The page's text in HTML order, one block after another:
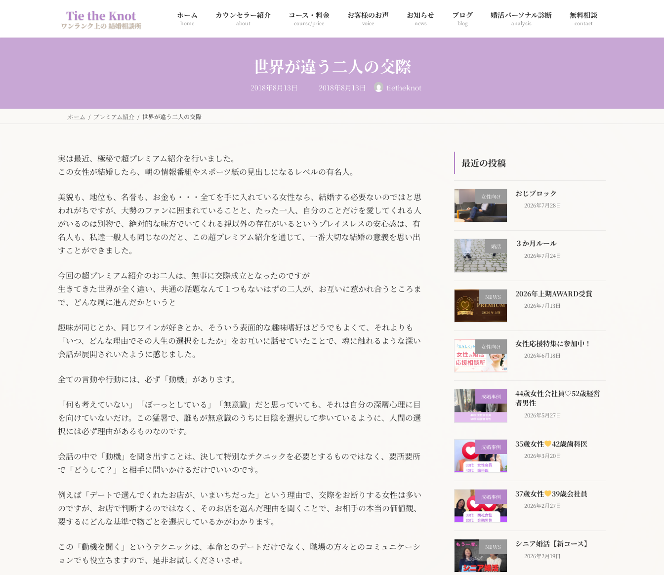
ン
プ
ー
動
ホーム
home
カウンセラー紹介
about
コース・料金
course/price
お客様のお声
voice
お知らせ
news
ブログ
blog
婚活パーソナル診断
analysis
無料相談
contact
世界が違う二人の交際
2018年8月13日 最
終
日
2018年8月13日 tietheknot
ホーム プレミアム紹介 世界が違う二人の交際
実は最近、極秘で超プレミアム紹介を行いました。
この女性が結婚したら、朝の情報番組やスポーツ紙の見出しになるレベルの有名人。
美貌も、地位も、名誉も、お金も・・・全てを手に入れている女性なら、結婚する必要ないのではと思
われがちですが、大勢のファンに囲まれていることと、たった一人、自分のことだけを愛してくれる人
がいるのは別物で、絶対的な味方でいてくれる親以外の存在がいるというプレイスレスの安心感は、有
名人も、私達一般人も同じなのだと、この超プレミアム紹介を通じて、一番大切な結婚の意義を思い出
すことができました。
今回の超プレミアム紹介のお二人は、無事に交際成立となったのですが
生きてきた世界が全く違い、共通の話題なんて１つもないはずの二人が、お互いに惹かれ合うところま
で、どんな風に進んだかというと
趣味が同じとか、同じワインが好きとか、そういう表面的な趣味嗜好はどうでもよくて、それよりも
「いつ、どんな理由でその人生の選択をしたか」をお互いに話せていたことで、魂に触れるような深い
会話が展開されいたように感じました。
全ての言動や行動には、必ず「動機」があります。
「何も考えていない」「ぼーっとしている」「無意識」だと思っていても、それは自分の深層心理に目
を向けていないだけ。この猛暑で、誰もが無意識のうちに日陰を選択して歩いているように、人間の選
択には必ず理由があるものなのです。
会話の中で「動機」を聞き出すことは、決して特別なテクニックを必要とするものではなく、要所要所
で「どうして？」と相手に問いかけるだけでいいのです。
例えば「デートで選んでくれたお店が、いまいちだった」という理由で、交際をお断りする女性は多い
のですが、お店で判断するのではなく、そのお店を選んだ理由を聞くことで、お相手の本当の価値観、
要するにどんな基準で物ごとを選択しているかがわかります。
この「動機を聞く」というテクニックは、本命とのデートだけでなく、職場の方々とのコミュニケーシ
ョンでも役立ちますので、是非お試しくださいませ。
最近の投稿
女性向け おじブロック
2026年7月28日
婚活 ３か月ルール
2026年7月24日
NEWS 2026年上期AWARD受賞
2026年7月13日
女性向け 女性応援特集に参加中！
2026年6月18日
成婚事例
44歳女性会社員♡52歳経営
者男性
2026年5月27日
成婚事例 35歳女性 42歳歯科医
2026年3月20日
成婚事例 37歳女性 39歳会社員
2026年2月27日
NEWS シニア婚活【新コース】
2026年2月19日